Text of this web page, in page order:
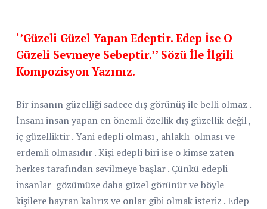
‘’Güzeli Güzel Yapan Edeptir. Edep İse O
Güzeli Sevmeye Sebeptir.’’ Sözü İle İlgili
Kompozisyon Yazınız.
Bir insanın güzelliği sadece dış görünüş ile belli olmaz .
İnsanı insan yapan en önemli özellik dış güzellik değil ,
iç güzelliktir . Yani edepli olması , ahlaklı olması ve
erdemli olmasıdır . Kişi edepli biri ise o kimse zaten
herkes tarafından sevilmeye başlar . Çünkü edepli
insanlar gözümüze daha güzel görünür ve böyle
kişilere hayran kalırız ve onlar gibi olmak isteriz . Edep